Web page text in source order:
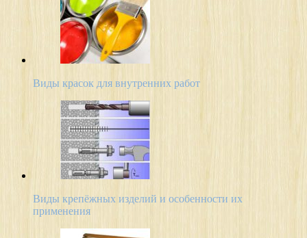
Виды красок для внутренних работ
Виды крепёжных изделий и особенности их
применения